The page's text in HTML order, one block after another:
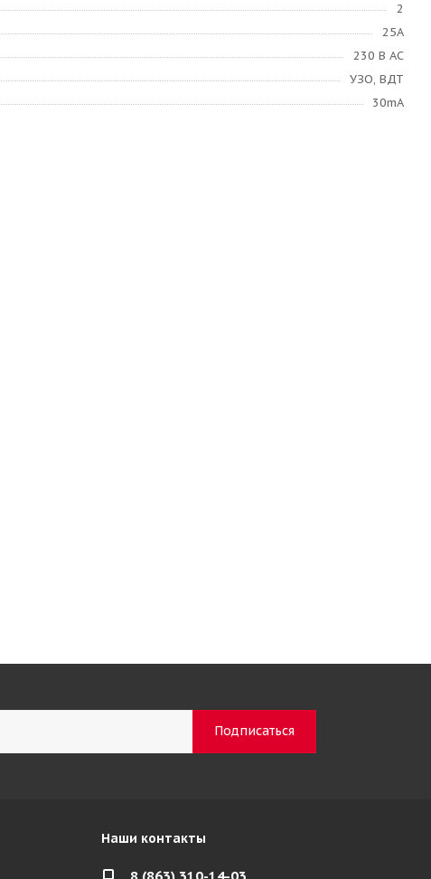
2
25А
230 В AC
УЗО, ВДТ
30mA
Наши контакты